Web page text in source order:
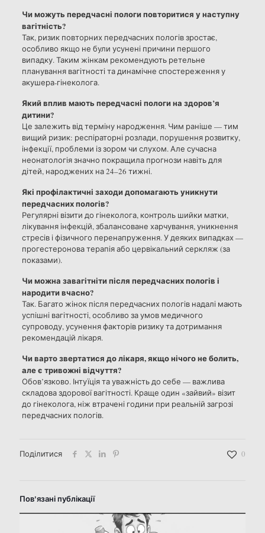
Чи можуть передчасні пологи повторитися у наступну
вагітність?
Так, ризик повторних передчасних пологів зростає,
особливо якщо не були усунені причини першого
випадку. Таким жінкам рекомендують ретельне
планування вагітності та динамічне спостереження у
акушера-гінеколога.
Який вплив мають передчасні пологи на здоров’я
дитини?
Це залежить від терміну народження. Чим раніше — тим
вищий ризик: респіраторні розлади, порушення розвитку,
інфекції, проблеми із зором чи слухом. Але сучасна
неонатологія значно покращила прогнози навіть для
дітей, народжених на 24–26 тижні.
Які профілактичні заходи допомагають уникнути
передчасних пологів?
Регулярні візити до гінеколога, контроль шийки матки,
лікування інфекцій, збалансоване харчування, уникнення
стресів і фізичного перенапруження. У деяких випадках —
прогестеронова терапія або цервікальний серкляж (за
показами).
Чи можна завагітніти після передчасних пологів і
народити вчасно?
Так. Багато жінок після передчасних пологів надалі мають
успішні вагітності, особливо за умов медичного
супроводу, усунення факторів ризику та дотримання
рекомендацій лікаря.
Чи варто звертатися до лікаря, якщо нічого не болить,
але є тривожні відчуття?
Обов’язково. Інтуїція та уважність до себе — важлива
складова здорової вагітності. Краще один «зайвий» візит
до гінеколога, ніж втрачені години при реальній загрозі
передчасних пологів.
Поділитися 0
Пов'язані публікації